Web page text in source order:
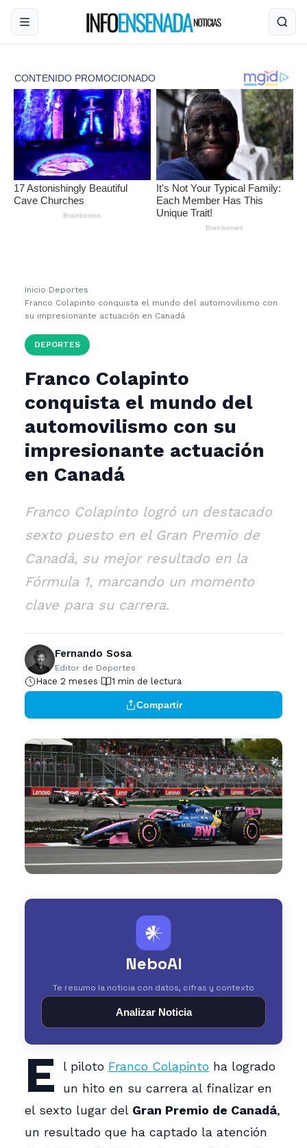
Inicio ›Deportes ›
Franco Colapinto conquista el mundo del automovilismo con
su impresionante actuación en Canadá
DEPORTES
Franco Colapinto
conquista el mundo del
automovilismo con su
impresionante actuación
en Canadá
Franco Colapinto logró un destacado
sexto puesto en el Gran Premio de
Canadá, su mejor resultado en la
Fórmula 1, marcando un momento
clave para su carrera.
Fernando Sosa
Editor de Deportes
Hace 2 meses 1 min de lectura
Compartir
𒀭
NeboAI
Te resumo la noticia con datos, cifras y contexto
Analizar Noticia
E l piloto Franco Colapintoha logrado
un hito en su carrera al finalizar en
el sexto lugar del Gran Premio de Canadá,
un resultado que ha captado la atención